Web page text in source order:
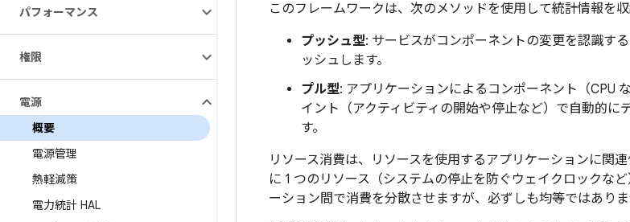
パフォーマンス
権限
電源
概要
電源管理
熱軽減策
電力統計 HAL
このフレームワークは、次のメソッドを使用して統計情報を収
プッシュ型: サービスがコンポーネントの変更を認識す
ッシュします。
プル型: アプリケーションによるコンポーネント（CPU
イント（アクティビティの開始や停止など）で自動的
す。
リソース消費は、リソースを使用するアプリケーションに関
に 1 つのリソース（システムの停止を防ぐウェイクロックな
ーション間で消費を分散させますが、必ずしも均等ではありま